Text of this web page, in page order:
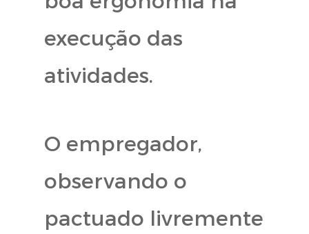
execução das
atividades.
O empregador,
observando o
pactuado livremente